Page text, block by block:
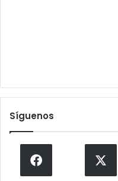
Síguenos